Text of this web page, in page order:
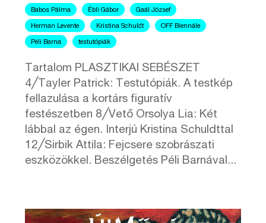
Babos Pálma Ébli Gábor Gaál József
Herman Levente Kristina Schuldt OFF Biennále
Péli Barna testutópiák
Tartalom PLASZTIKAI SEBÉSZET
4╱Tayler Patrick: Testutópiák. A testkép
fellazulása a kortárs figuratív
festészetben 8╱Vető Orsolya Lia: Két
lábbal az égen. Interjú Kristina Schuldttal
12╱Sirbik Attila: Fejcsere szobrászati
eszközökkel. Beszélgetés Péli Barnával...